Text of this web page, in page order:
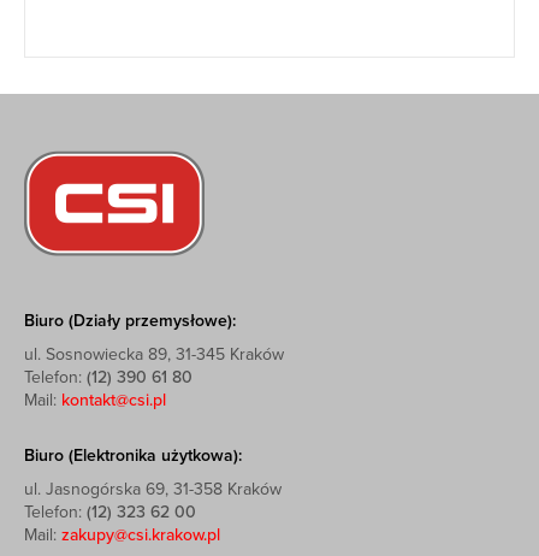
Biuro (Działy przemysłowe):
ul. Sosnowiecka 89, 31-345 Kraków
Telefon: (12) 390 61 80
Mail: kontakt@csi.pl
Biuro (Elektronika użytkowa):
ul. Jasnogórska 69, 31-358 Kraków
Telefon: (12) 323 62 00
Mail: zakupy@csi.krakow.pl